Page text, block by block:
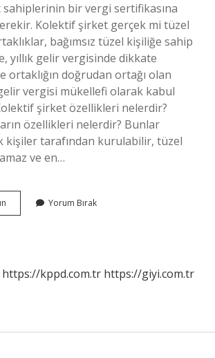
bir vergi sertifikasına
Kolektif şirket gerçek mi tüzel
bağımsız tüzel kişiliğe sahip
yıllık gelir vergisinde dikkate
ortaklığın doğrudan ortağı olan
vergisi mükellefi olarak kabul
şirket özellikleri nelerdir?
özellikleri nelerdir? Bunlar
kişiler tarafından kurulabilir, tüzel
ve en…
Kollektif
Şirketin
Yorum Bırak
https://kppd.com.tr https://giyi.com.tr